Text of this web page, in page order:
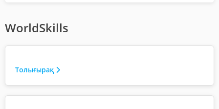
WorldSkills
Толығырақ